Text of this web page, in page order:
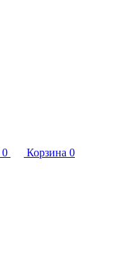
0 Корзина 0